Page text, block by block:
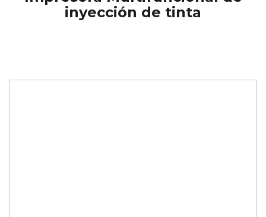
inyección de tinta